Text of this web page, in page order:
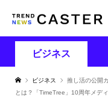
ビジネス
ビジネス
推し活の公開
とは？「TimeTree」10周年メデ